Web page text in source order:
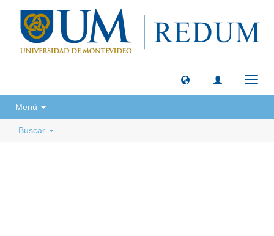
Menú
Buscar